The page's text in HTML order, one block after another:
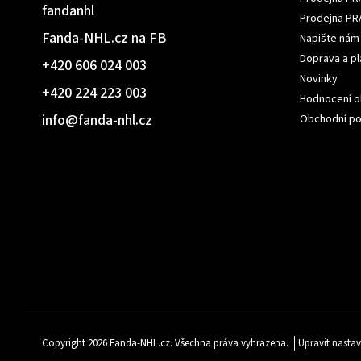
info@fanda-nhl.cz
+420 224 223 003
+420 606 024 003
Fanda-NHL.cz na FB
fandanhl
Prodejna
Napište nám
Doprava a
Novinky
Hodnocení
Obchodní
Copyright 2026Fanda-NHL.cz. Všechna práva vyhrazena. Upravit